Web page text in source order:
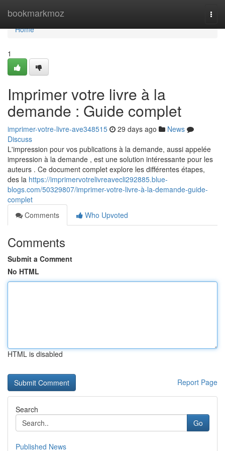
bookmarkmoz
Home
Home
1
Imprimer votre livre à la
demande : Guide complet
imprimer-votre-livre-ave348515 29 days ago
News
Discuss
L'impression pour vos publications à la demande, aussi appelée
impression à la demande , est une solution intéressante pour les
auteurs . Ce document complet explore les différentes étapes,
des la https://imprimervotrelivreavecli292885.blue-
blogs.com/50329807/imprimer-votre-livre-à-la-demande-guide-
complet
Comments
Who Upvoted
Comments
Submit a Comment
No HTML
HTML is disabled
Report Page
Search
Go
Published News